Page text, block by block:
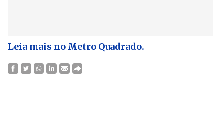
Leia mais no Metro Quadrado.